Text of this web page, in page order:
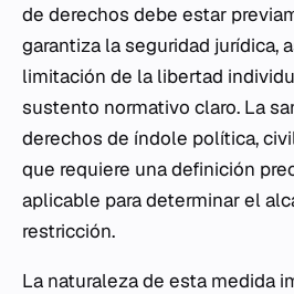
de derechos debe estar
garantiza la seguridad jurídica,
limitación de la libertad
sustento normativo claro. La
derechos de índole política,
que requiere una definición
aplicable para determinar el
restricción.
La naturaleza de esta medida